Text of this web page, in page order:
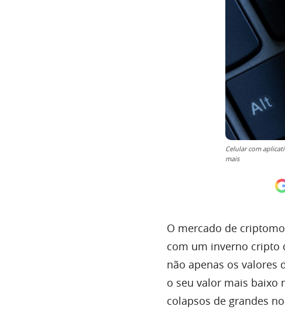
Celular com
mais
O mercado de
com um inverno cripto
não apenas os valores
o seu valor mais baixo
colapsos de grandes